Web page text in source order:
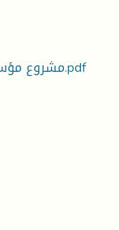
مشروع مؤسسة نائشة - محمد سعيدي و زهية دحدوح.pdf